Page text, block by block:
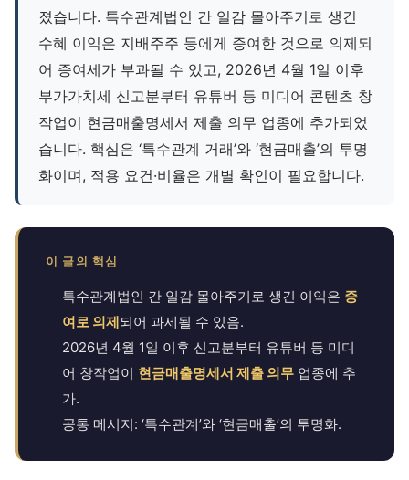
졌습니다. 특수관계법인 간 일감 몰아주기로 생긴
수혜 이익은 지배주주 등에게 증여한 것으로 의제되
어 증여세가 부과될 수 있고, 2026년 4월 1일 이후
부가가치세 신고분부터 유튜버 등 미디어 콘텐츠 창
작업이 현금매출명세서 제출 의무 업종에 추가되었
습니다. 핵심은 ‘특수관계 거래’와 ‘현금매출’의 투명
화이며, 적용 요건·비율은 개별 확인이 필요합니다.
이 글의 핵심
특수관계법인 간 일감 몰아주기로 생긴 이익은 증
여로 의제되어 과세될 수 있음.
2026년 4월 1일 이후 신고분부터 유튜버 등 미디
어 창작업이 현금매출명세서 제출 의무 업종에 추
가.
공통 메시지: ‘특수관계’와 ‘현금매출’의 투명화.